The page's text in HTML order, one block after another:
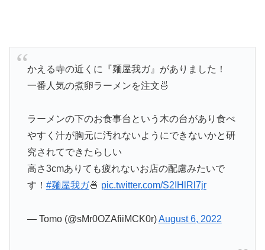
かえる寺の近くに『麺屋我ガ』がありました！
一番人気の煮卵ラーメンを注文🍜
ラーメンの下のお食事台という木の台があり食べ
やすく汁が胸元に汚れないようにできないかと研
究されてできたらしい
高さ3cmありても疲れないお店の配慮みたいで
す！ #麺屋我ガ🍜 pic.twitter.com/S2IHlRl7jr
— Tomo (@sMr0OZAfiiMCK0r)August 6, 2022